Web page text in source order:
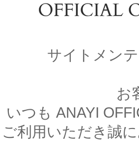
サイトメン
お
いつも ANAYI
ご利用いただき誠